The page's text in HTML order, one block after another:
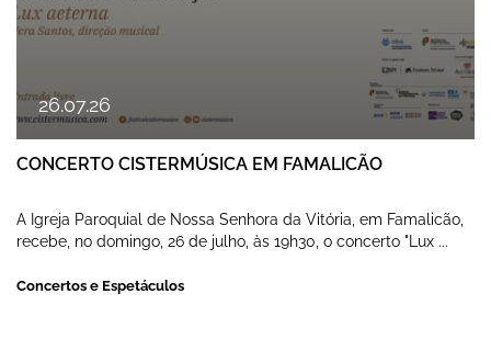
26.07.26
CONCERTO CISTERMÚSICA EM FAMALICÃO
A Igreja Paroquial de Nossa Senhora da Vitória, em Famalicão,
recebe, no domingo, 26 de julho, às 19h30, o concerto "Lux ...
Concertos e Espetáculos